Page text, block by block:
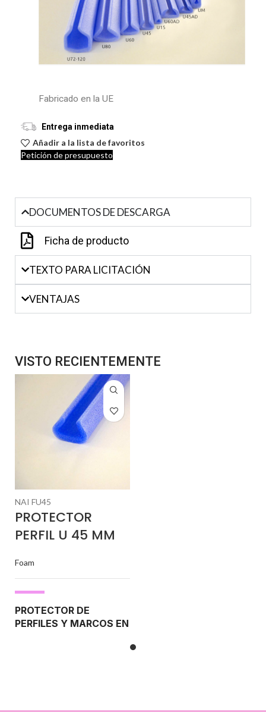
Fabricado en la UE
Entrega inmediata
Añadir a la lista de favoritos
Petición de presupuesto
DOCUMENTOS DE DESCARGA
Ficha de producto
TEXTO PARA LICITACIÓN
VENTAJAS
VISTO RECIENTEMENTE
NAI FU45
PROTECTOR
PERFIL U 45 MM
Foam
PROTECTOR DE
PERFILES Y MARCOS EN